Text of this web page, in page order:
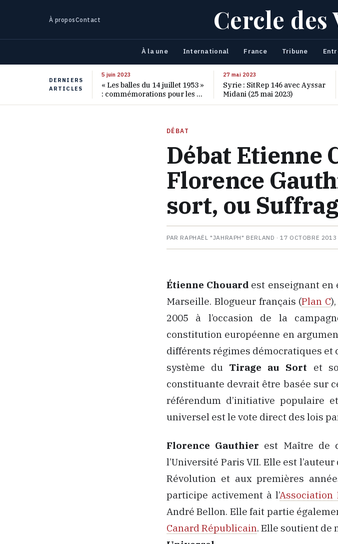
À proposContact Cercle
À la une International France Tribune
DERNIERS
ARTICLES
5 juin 2023
« Les balles du 14 juillet 1953 »
: commémorations pour les 70
ans de ce massacre oublié
27 mai 2023
Syrie : SitRep 146 avec Ayssar
Midani (25 mai 2023)
DÉBAT
Débat Etienne
Florence
sort, ou
PAR RAPHAËL "JAHRAPH" BERLAND ·17 OCTOBRE 2013
Étienne Chouard est enseignant en
Marseille. Blogueur français (Plan C
2005 à l’occasion de la
constitution européenne en
différents régimes démocratiques
système du Tirage au Sort et
constituante devrait être basée sur
référendum d’initiative populaire
universel est le vote direct des lois
Florence Gauthier est Maître de
l’Université Paris VII. Elle est l’auteur
Révolution et aux premières
participe activement à l’Association
André Bellon. Elle fait partie
Canard Républicain. Elle soutient